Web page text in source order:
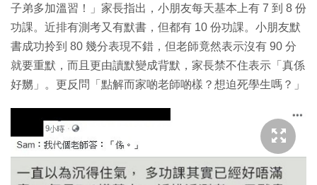
子弟多加溫習！」家長指出，小朋友每天基本上有 7 到 8 份
功課。近排有測考又有默書，但都有 10 份功課。小朋友默
書成功拎到 80 幾分表現不錯，但老師竟然表示沒有 90 分
就要重默，而且更由讀默變成背默，家長禁不住表示「真係
好嬲」。更反問「點解而家啲老師啲樣？想迫死學生嗎？」